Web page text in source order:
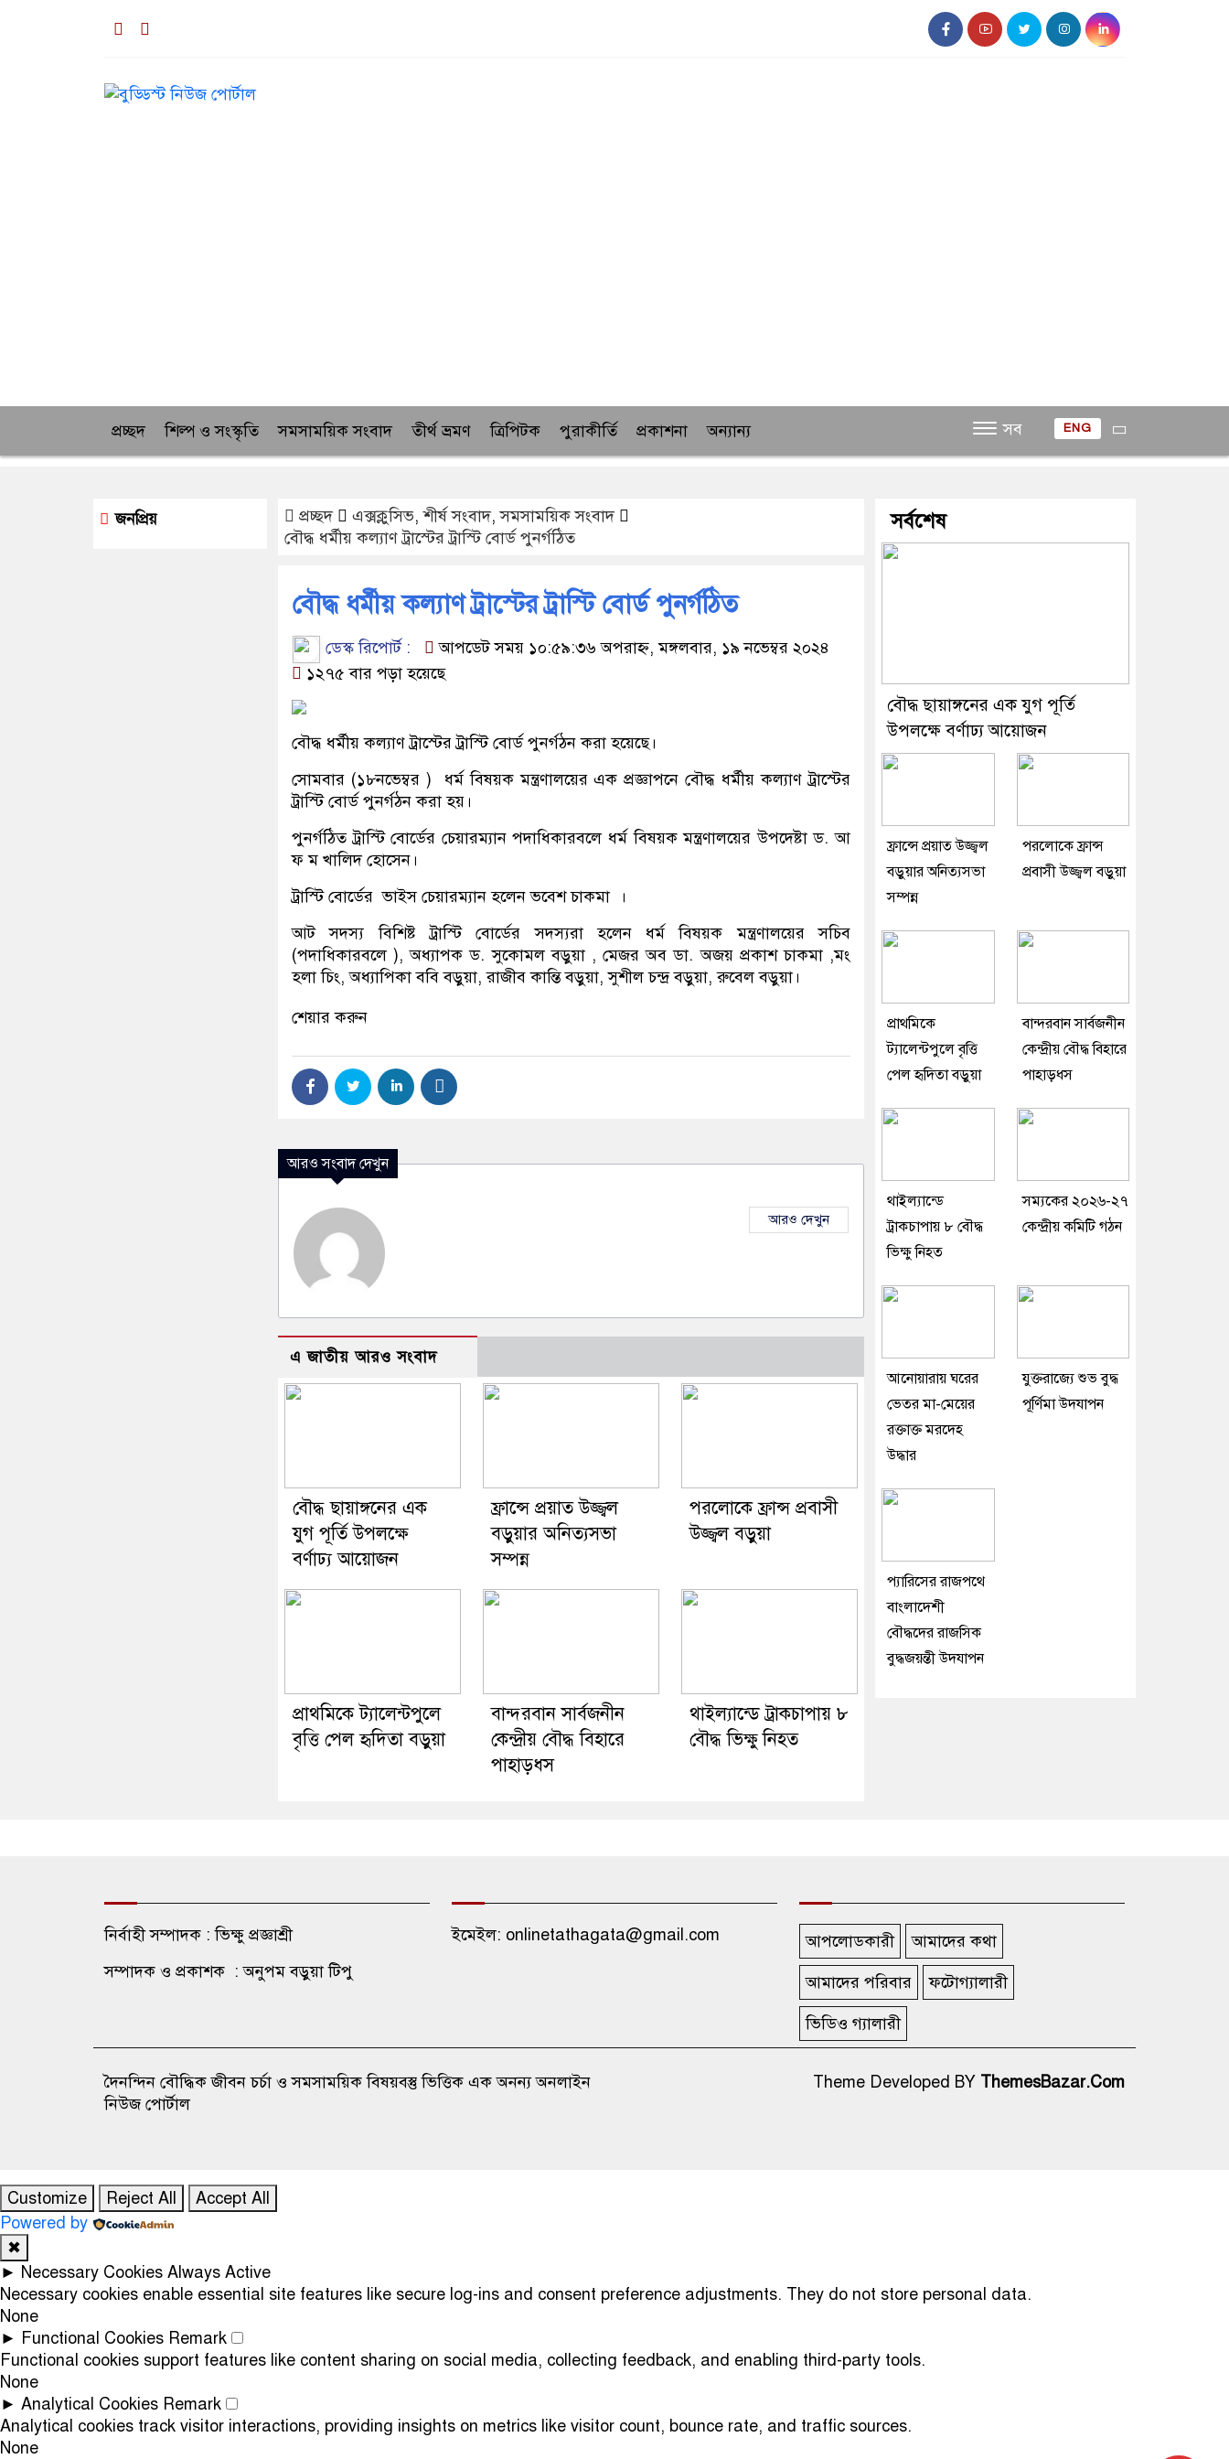
প্রচ্ছদ শিল্প ও সংস্কৃতি সমসাময়িক সংবাদ তীর্থ ভ্রমণ ত্রিপিটক পুরাকীর্তি প্রকাশনা অন্যান্য সব ENG
প্রচ্ছদ এক্সক্লুসিভ,শীর্ষ সংবাদ,সমসাময়িক সংবাদ
বৌদ্ধ ধর্মীয় কল্যাণ ট্রাস্টের ট্রাস্টি বোর্ড পুনর্গঠিত
বৌদ্ধ ধর্মীয় কল্যাণ ট্রাস্টের ট্রাস্টি বোর্ড পুনর্গঠিত
ডেস্ক রিপোর্ট :
আপডেট সময় ১০:৫৯:৩৬ অপরাহ্ন, মঙ্গলবার, ১৯ নভেম্বর ২০২৪
১২৭৫ বার পড়া হয়েছে
বৌদ্ধ ধর্মীয় কল্যাণ ট্রাস্টের ট্রাস্টি বোর্ড পুনর্গঠন করা হয়েছে।
সোমবার (১৮নভেম্বর ) ধর্ম বিষয়ক মন্ত্রণালয়ের এক প্রজ্ঞাপনে বৌদ্ধ ধর্মীয় কল্যাণ ট্রাস্টের
ট্রাস্টি বোর্ড পুনর্গঠন করা হয়।
পুনর্গঠিত ট্রাস্টি বোর্ডের চেয়ারম্যান পদাধিকারবলে ধর্ম বিষয়ক মন্ত্রণালয়ের উপদেষ্টা ড. আ
ফ ম খালিদ হোসেন।
ট্রাস্টি বোর্ডের ভাইস চেয়ারম্যান হলেন ভবেশ চাকমা ।
আট সদস্য বিশিষ্ট ট্রাস্টি বোর্ডের সদস্যরা হলেন ধর্ম বিষয়ক মন্ত্রণালয়ের সচিব
(পদাধিকারবলে ), অধ্যাপক ড. সুকোমল বড়ুয়া , মেজর অব ডা. অজয় প্রকাশ চাকমা ,মং
হলা চিং, অধ্যাপিকা ববি বড়ুয়া, রাজীব কান্তি বড়ুয়া, সুশীল চন্দ্র বড়ুয়া, রুবেল বড়ুয়া।
শেয়ার করুন
আরও সংবাদ দেখুন
আরও দেখুন
এ জাতীয় আরও সংবাদ
বৌদ্ধ ছায়াঙ্গনের এক
যুগ পূর্তি উপলক্ষে
বর্ণাঢ্য আয়োজন
ফ্রান্সে প্রয়াত উজ্জ্বল
বড়ুয়ার অনিত্যসভা
সম্পন্ন
পরলোকে ফ্রান্স প্রবাসী
উজ্জ্বল বড়ুয়া
প্রাথমিকে ট্যালেন্টপুলে
বৃত্তি পেল হৃদিতা বড়ুয়া
বান্দরবান সার্বজনীন
কেন্দ্রীয় বৌদ্ধ বিহারে
পাহাড়ধস
থাইল্যান্ডে ট্রাকচাপায় ৮
বৌদ্ধ ভিক্ষু নিহত
জনপ্রিয় সর্বশেষ
বৌদ্ধ ছায়াঙ্গনের এক যুগ পূর্তি
উপলক্ষে বর্ণাঢ্য আয়োজন
ফ্রান্সে প্রয়াত উজ্জ্বল
বড়ুয়ার অনিত্যসভা
সম্পন্ন
পরলোকে ফ্রান্স
প্রবাসী উজ্জ্বল বড়ুয়া
প্রাথমিকে
ট্যালেন্টপুলে বৃত্তি
পেল হৃদিতা বড়ুয়া
বান্দরবান সার্বজনীন
কেন্দ্রীয় বৌদ্ধ বিহারে
পাহাড়ধস
থাইল্যান্ডে
ট্রাকচাপায় ৮ বৌদ্ধ
ভিক্ষু নিহত
সম্যকের ২০২৬-২৭
কেন্দ্রীয় কমিটি গঠন
আনোয়ারায় ঘরের
ভেতর মা-মেয়ের
রক্তাক্ত মরদেহ
উদ্ধার
যুক্তরাজ্যে শুভ বুদ্ধ
পূর্ণিমা উদযাপন
প্যারিসের রাজপথে
বাংলাদেশী
বৌদ্ধদের রাজসিক
বুদ্ধজয়ন্তী উদযাপন
নির্বাহী সম্পাদক : ভিক্ষু প্রজ্ঞাশ্রী
সম্পাদক ও প্রকাশক : অনুপম বড়ুয়া টিপু
ইমেইল: onlinetathagata@gmail.com আপলোডকারী আমাদের কথা
আমাদের পরিবার ফটোগ্যালারী
ভিডিও গ্যালারী
দৈনন্দিন বৌদ্ধিক জীবন চর্চা ও সমসাময়িক বিষয়বস্তু ভিত্তিক এক অনন্য অনলাইন
নিউজ পোর্টাল
Theme Developed BY ThemesBazar.Com
Customize Reject All
Accept All
Powered by
✖
► Necessary Cookies Always Active
Necessary cookies enable essential site features like secure log-ins and consent preference adjustments. They do not store personal data.
None
► Functional Cookies Remark
Functional cookies support features like content sharing on social media, collecting feedback, and enabling third-party tools.
None
► Analytical Cookies Remark
Analytical cookies track visitor interactions, providing insights on metrics like visitor count, bounce rate, and traffic sources.
None